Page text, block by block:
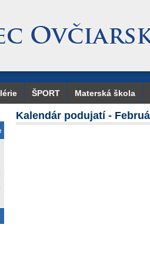
ŠPORT Materská škola
Kalendár podujatí -